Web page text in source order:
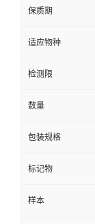
保质期
适应物种
检测限
数量
包装规格
标记物
样本